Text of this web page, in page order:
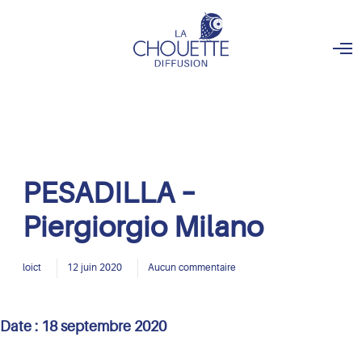
O
PESADILLA –
Piergiorgio Milano
loict 12 juin 2020 Aucun commentaire
Date : 18 septembre 2020